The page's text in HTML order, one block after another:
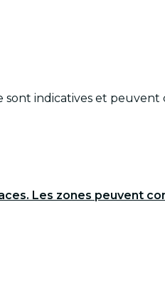
sont indicatives et peuvent
Les zones peuvent